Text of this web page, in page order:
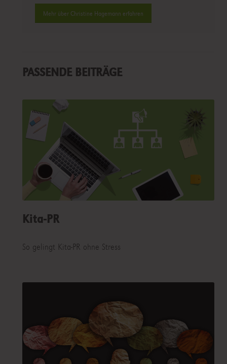
Mehr über Christine Hagemann erfahren
PASSENDE BEITRÄGE
Kita-PR
So gelingt Kita-PR ohne Stress